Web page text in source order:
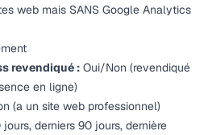
web mais SANS Google Analytics
revendiqué : Oui/Non (revendiqué
en ligne)
(a un site web professionnel)
jours, derniers 90 jours, dernière